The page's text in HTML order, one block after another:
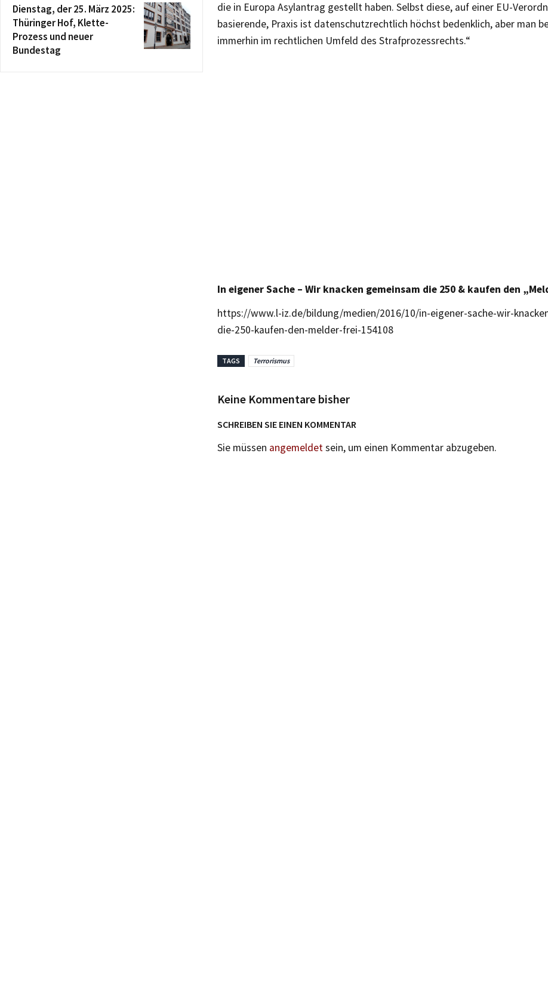
die in Europa Asylantrag gestellt haben. Selbst diese, auf einer EU-
basierende, Praxis ist datenschutzrechtlich höchst bedenklich, aber man
immerhin im rechtlichen Umfeld des Strafprozessrechts.“
In eigener Sache – Wir knacken gemeinsam die 250 & kaufen den
https://www.l-iz.de/bildung/medien/2016/10/in-eigener-sache-wir-
die-250-kaufen-den-melder-frei-154108
TAGS Terrorismus
Keine Kommentare bisher
SCHREIBEN SIE EINEN KOMMENTAR
Sie müssen angemeldetsein, um einen Kommentar abzugeben.
Dienstag, der 25. März 2025:
Thüringer Hof, Klette-
Prozess und neuer
Bundestag